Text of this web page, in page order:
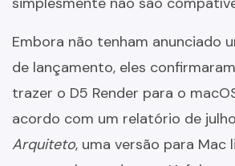
Embora não tenham anunciado
de lançamento, eles
trazer o D5 Render para o
acordo com um relatório de
Arquiteto, uma versão para Mac